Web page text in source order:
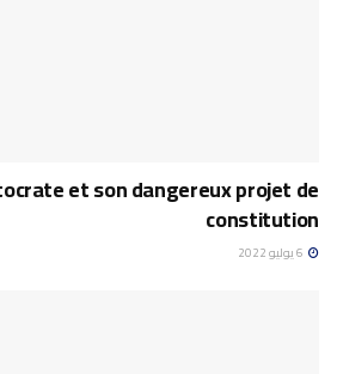
et son dangereux projet de
constitution